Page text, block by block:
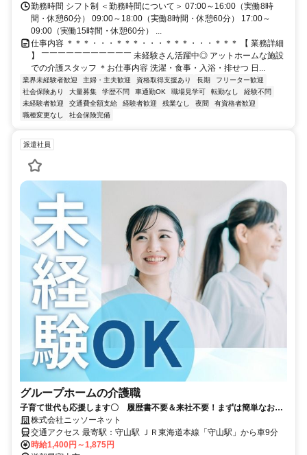
勤務時間 シフト制 ＜勤務時間について＞ 07:00～16:00（実働8時
間・休憩60分） 09:00～18:00（実働8時間・休憩60分） 17:00～
09:00（実働15時間・休憩60分） ...
仕事内容 ＊＊＊・・・＊＊＊・・・＊＊＊・・・＊＊＊ 【 業務詳細
】 ￣￣￣￣￣￣￣￣￣￣￣ 未経験さん活躍中◎ アットホームな施設
での介護スタッフ ＊お仕事内容 洗濯・食事・入浴・排せつ 日...
業界未経験者歓迎 主婦・主夫歓迎 資格取得支援あり 長期
フリーター歓迎
社会保険あり
大量募集 学歴不問 車通勤OK 職場見学可 転勤なし
経験不問
未経験者歓迎
交通費全額支給 経験者歓迎 残業なし 夜間
有資格者歓迎
職種変更なし
社会保険完備
派遣社員
グループホームの介護職
子育て世代も応援します〇 履歴書不要＆来社不要！まずは簡単なお仕
事から始めましょう！
株式会社ニッソーネット
交通アクセス 最寄駅：守山駅 ＪＲ東海道本線「守山駅」から車9分
時給1,400円～1,875円